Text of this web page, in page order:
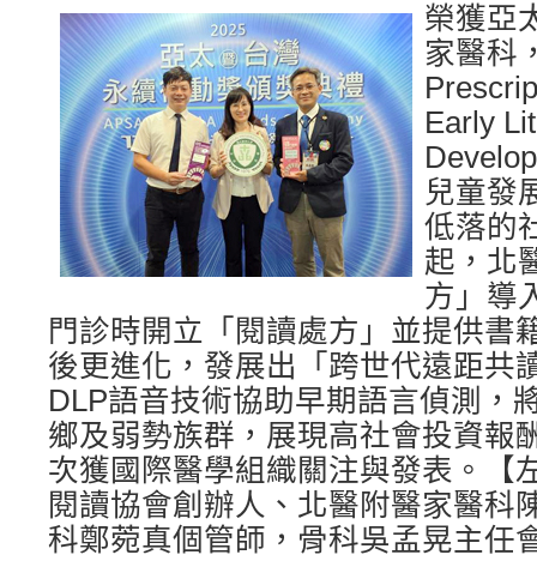
榮獲亞
家醫科
Early
兒童發
低落的
起，北
方」導
門診時開立「閱讀處方」並提供書
後更進化，發展出「跨世代遠距共
DLP語音技術協助早期語言偵測，
鄉及弱勢族群，展現高社會投資報
次獲國際醫學組織關注與發表。【
閱讀協會創辦人、北醫附醫家醫科
科鄭菀真個管師，骨科吳孟晃主任